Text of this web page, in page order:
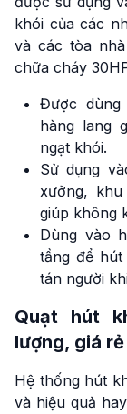
khói của các
và các tòa
chữa cháy
Được
hàng lang
ngạt khói.
Sử dụng
xưởng,
giúp không
Dùng vào
tầng để
tán người
Quạt hút
lượng, giá
Hệ thống hút
và hiệu quả